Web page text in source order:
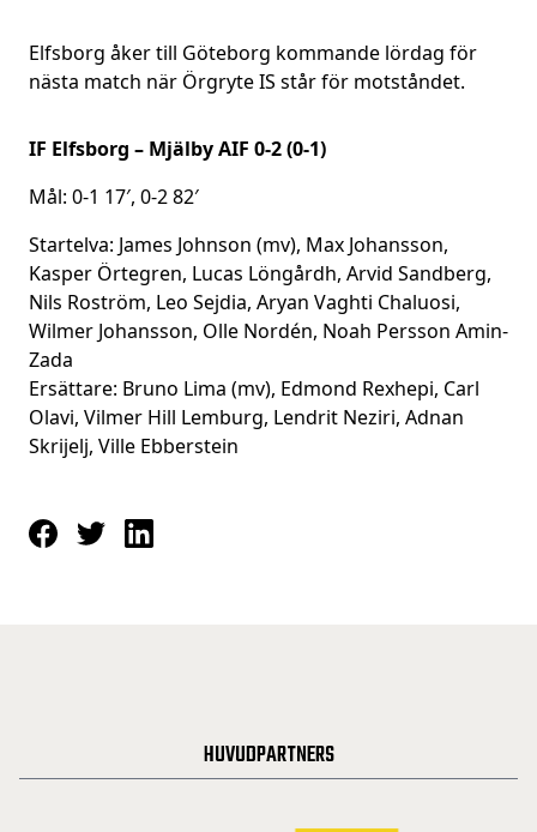
Elfsborg åker till Göteborg kommande lördag för
nästa match när Örgryte IS står för motståndet.
IF Elfsborg – Mjälby AIF 0-2 (0-1)
Mål: 0-1 17′, 0-2 82′
Startelva: James Johnson (mv), Max Johansson,
Kasper Örtegren, Lucas Löngårdh, Arvid Sandberg,
Nils Roström, Leo Sejdia, Aryan Vaghti Chaluosi,
Wilmer Johansson, Olle Nordén, Noah Persson Amin-
Zada
Ersättare: Bruno Lima (mv), Edmond Rexhepi, Carl
Olavi, Vilmer Hill Lemburg, Lendrit Neziri, Adnan
Skrijelj, Ville Ebberstein
HUVUDPARTNERS